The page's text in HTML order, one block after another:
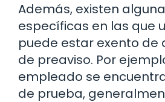
Además, existen
específicas en las que
puede estar exento de
de preaviso. Por
empleado se
de prueba,